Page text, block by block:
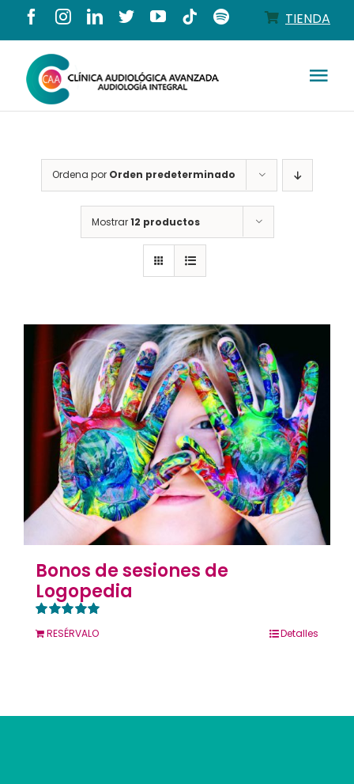
Saltar
contenido
TIENDA
Productos
Contacto
Llámanos 912 129 122
Ordena por Orden predeterminado
Mostrar12 productos
Bonos de sesiones de
Logopedia
Valorado
con5.00de 5
RESÉRVALO Detalles